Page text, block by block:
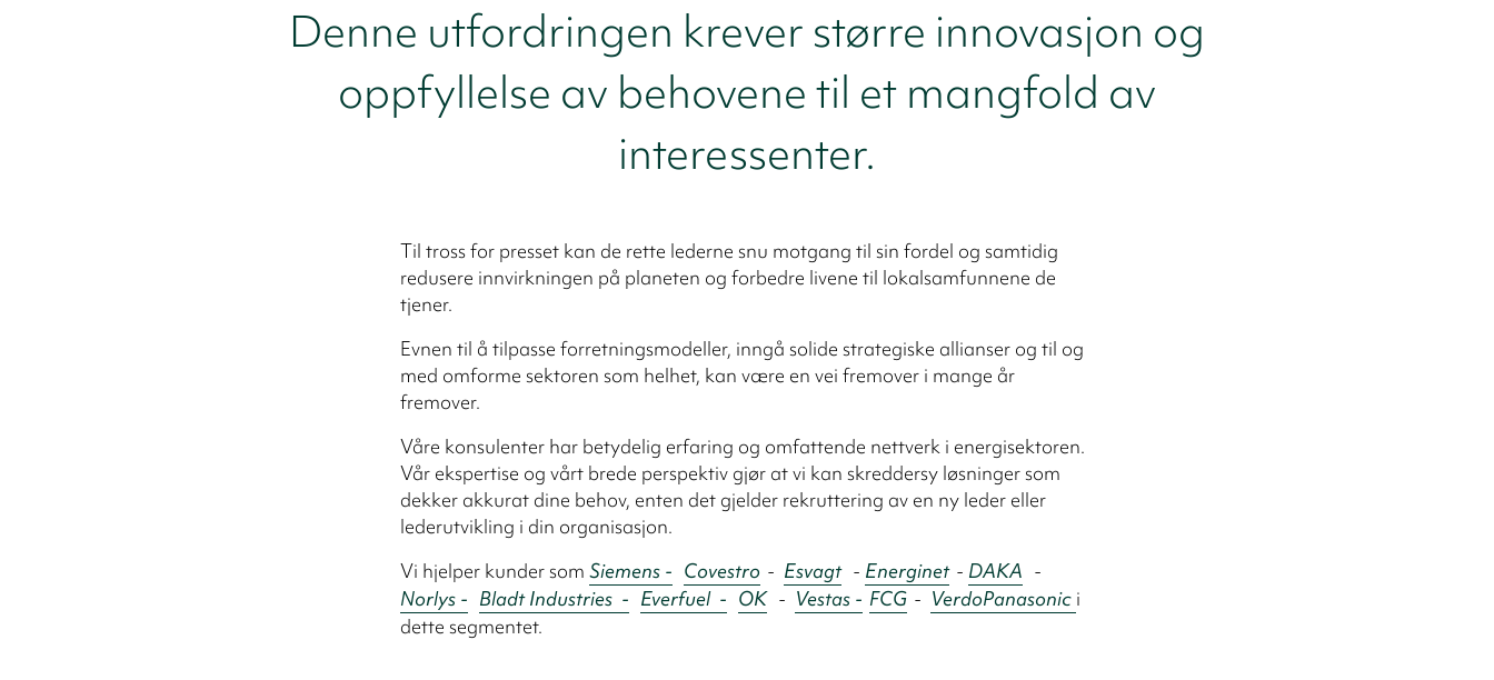
Denne utfordringen krever større innovasjon og
oppfyllelse av behovene til et mangfold av
interessenter.
Til tross for presset kan de rette lederne snu motgang til sin fordel og samtidig
redusere innvirkningen på planeten og forbedre livene til lokalsamfunnene de
tjener.
Evnen til å tilpasse forretningsmodeller, inngå solide strategiske allianser og til og
med omforme sektoren som helhet, kan være en vei fremover i mange år
fremover.
Våre konsulenter har betydelig erfaring og omfattende nettverk i energisektoren.
Vår ekspertise og vårt brede perspektiv gjør at vi kan skreddersy løsninger som
dekker akkurat dine behov, enten det gjelder rekruttering av en ny leder eller
lederutvikling i din organisasjon.
Vi hjelper kunder som Siemens - Covestro - Esvagt - Energinet - DAKA -
Norlys - Bladt Industries - Everfuel - OK - Vestas - FCG - VerdoPanasonic i
dette segmentet.